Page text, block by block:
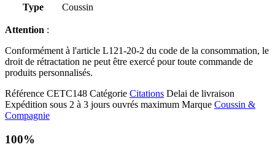
Type
Coussin
Attention :
Conformément à l'article L121-20-2 du code de la consommation, le
droit de rétractation ne peut être exercé pour toute commande de
produits personnalisés.
Référence CETC148 Catégorie Citations Delai de livraison
Expédition sous 2 à 3 jours ouvrés maximum Marque Coussin &
Compagnie
100%